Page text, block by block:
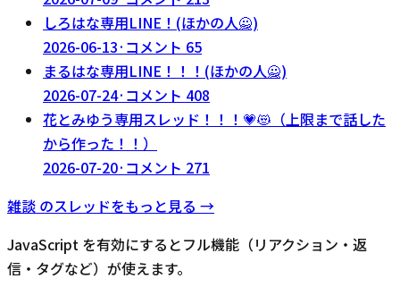
しろはな専用LINE！(ほかの人🙅)
2026-06-13· コメント 65
まるはな専用LINE！！！(ほかの人🙅)
2026-07-24· コメント 408
花とみゆう専用スレッド！！！💗😻（上限まで話した
から作った！！）
2026-07-20· コメント 271
雑談 のスレッドをもっと見る →
JavaScript を有効にするとフル機能（リアクション・返
信・タグなど）が使えます。